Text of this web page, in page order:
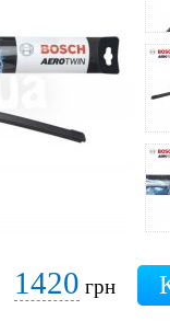
1420 грн